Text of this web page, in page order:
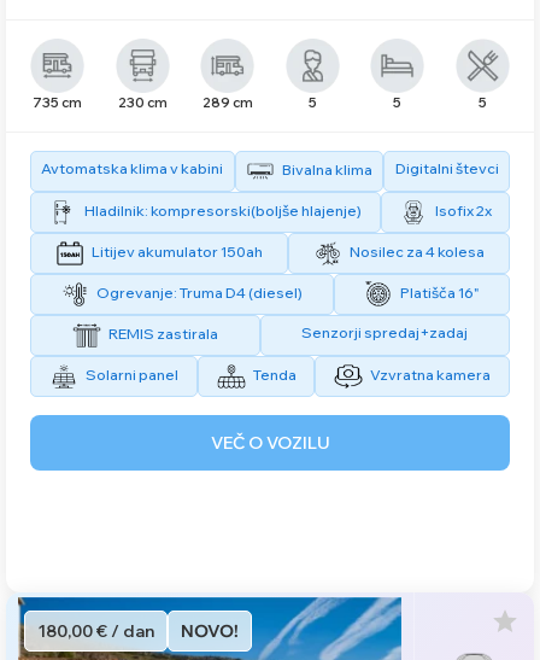
735 cm 230 cm 289 cm 5 5 5
Avtomatska klima v kabini Bivalna klima Digitalni števci
Hladilnik: kompresorski(boljše hlajenje) Isofix 2x
Litijev akumulator 150ah Nosilec za 4 kolesa
Ogrevanje: Truma D4 (diesel) Platišča 16"
REMIS zastirala Senzorji spredaj+zadaj
Solarni panel Tenda Vzvratna kamera
VEČ O VOZILU
180,00 € / dan NOVO!